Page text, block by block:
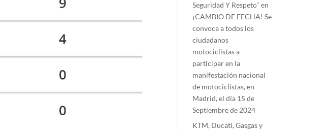
Seguridad Y Respeto" en
¡CAMBIO DE FECHA! Se
convoca a todos los
ciudadanos
motociclistas a
participar en la
manifestación nacional
de motociclistas, en
Madrid, el día 15 de
Septiembre de 2024
KTM, Ducati, Gasgas y